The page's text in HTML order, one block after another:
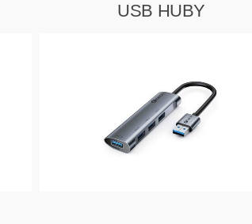
USB HUBY